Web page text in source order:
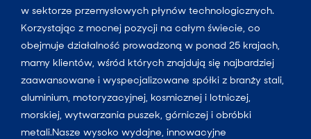
w sektorze przemysłowych płynów technologicznych.
Korzystając z mocnej pozycji na całym świecie, co
obejmuje działalność prowadzoną w ponad 25 krajach,
mamy klientów, wśród których znajdują się najbardziej
zaawansowane i wyspecjalizowane spółki z branży stali,
aluminium, motoryzacyjnej, kosmicznej i lotniczej,
morskiej, wytwarzania puszek, górniczej i obróbki
metali.Nasze wysoko wydajne, innowacyjne